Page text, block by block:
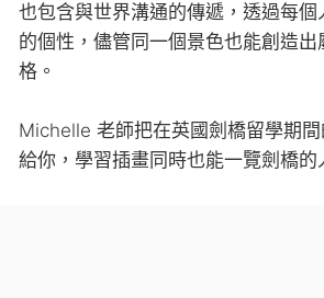
也包含與世界溝通的傳遞，透過每個
的個性，儘管同一個景色也能創造
格。
Michelle 老師把在英國劍橋留學期
給你，學習插畫同時也能一覽劍橋的